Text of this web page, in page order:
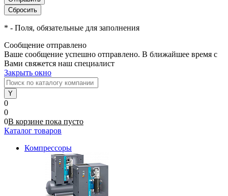
* - Поля, обязательные для заполнения
Сообщение отправлено
Ваше сообщение успешно отправлено. В ближайшее время с
Вами свяжется наш специалист
Закрыть окно
0
0
0В корзине пока пусто
Каталог товаров
Компрессоры